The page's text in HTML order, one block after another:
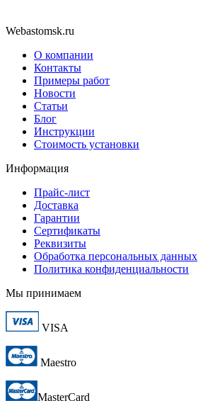
Webastomsk.ru
О компании
Контакты
Примеры работ
Новости
Статьи
Блог
Инструкции
Стоимость установки
Информация
Прайс-лист
Доставка
Гарантии
Сертификаты
Реквизиты
Обработка персональных данных
Политика конфиденциальности
Мы принимаем
VISA
Maestro
MasterCard